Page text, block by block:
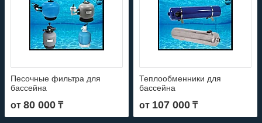
Песочные фильтра для
бассейна
от 80 000 ₸
Теплообменники для
бассейна
от 107 000 ₸